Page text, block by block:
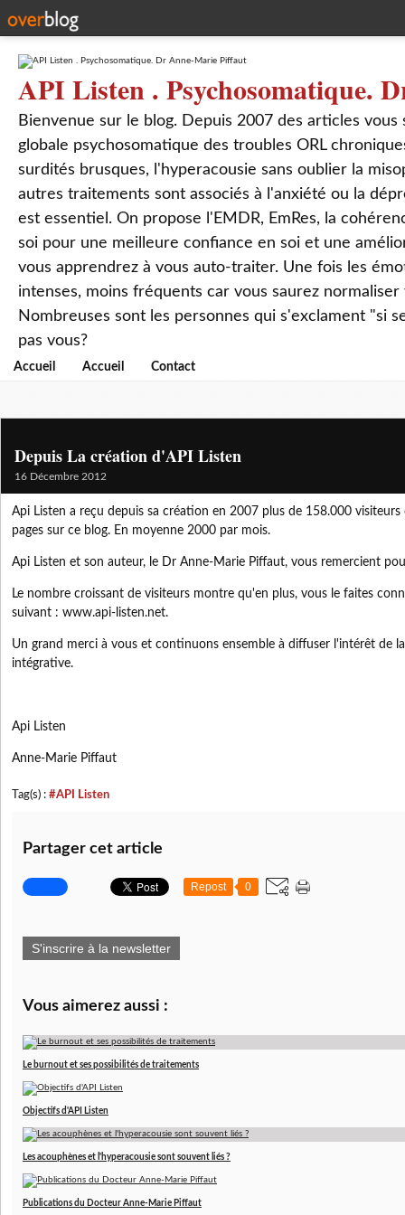
API Listen . Psychosomatique.
Bienvenue sur le blog. Depuis 2007 des articles
globale psychosomatique des troubles ORL
surdités brusques, l'hyperacousie sans oublier la
autres traitements sont associés à l'anxiété ou la
est essentiel. On propose l'EMDR, EmRes, la
soi pour une meilleure confiance en soi et une
vous apprendrez à vous auto-traiter. Une fois les
intenses, moins fréquents car vous saurez
Nombreuses sont les personnes qui s'exclament "si
pas vous?
Accueil Accueil Contact
Depuis La création d'API Listen
16 Décembre 2012
Api Listen a reçu depuis sa création en 2007 plus de 158.000
pages sur ce blog. En moyenne 2000 par mois.
Api Listen et son auteur, le Dr Anne-Marie Piffaut, vous remercient
Le nombre croissant de visiteurs montre qu'en plus, vous le faites
suivant : www.api-listen.net.
Un grand merci à vous et continuons ensemble à diffuser l'intérêt de
intégrative.
Api Listen
Anne-Marie Piffaut
Tag(s) : #API Listen
Partager cet article
Repost 0
S'inscrire à la newsletter
Vous aimerez aussi :
Le burnout et ses possibilités de traitements
Objectifs d'API Listen
Les acouphènes et l'hyperacousie sont souvent liés ?
Publications du Docteur Anne-Marie Piffaut